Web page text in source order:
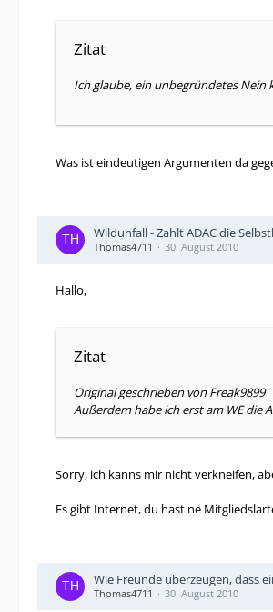
Zitat
Ich glaube, ein unbegründetes Nein
Was ist eindeutigen Argumenten da
Wildunfall - Zahlt ADAC die
Thomas4711 30. August 2010
Hallo,
Zitat
Original geschrieben von Freak9899
Außerdem habe ich erst am WE die
Sorry, ich kanns mir nicht verkneifen,
Es gibt Internet, du hast ne
Wie Freunde überzeugen, dass
Thomas4711 30. August 2010